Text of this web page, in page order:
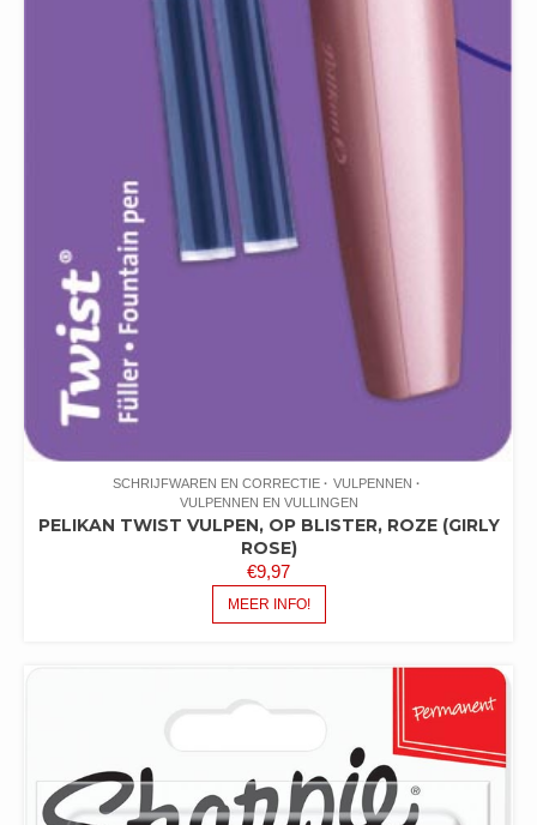
SCHRIJFWAREN EN CORRECTIE
VULPENNEN
VULPENNEN EN VULLINGEN
PELIKAN TWIST VULPEN, OP BLISTER, ROZE (GIRLY
ROSE)
€9,97
MEER INFO!